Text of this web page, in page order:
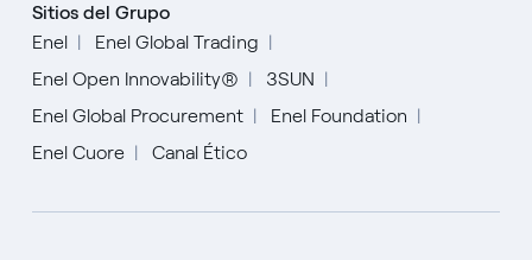
Sitios del Grupo
Enel
Enel Global Trading
Enel Open Innovability®
3SUN
Enel Global Procurement
Enel Foundation
Enel Cuore
Canal Ético